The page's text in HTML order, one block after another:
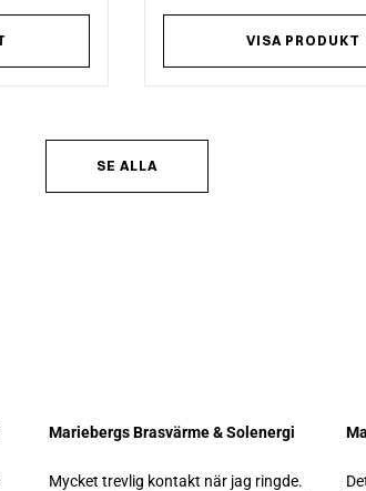
VISA PRODUKT
SE ALLA